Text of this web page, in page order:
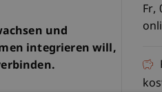
und
integrieren will,
Fr,